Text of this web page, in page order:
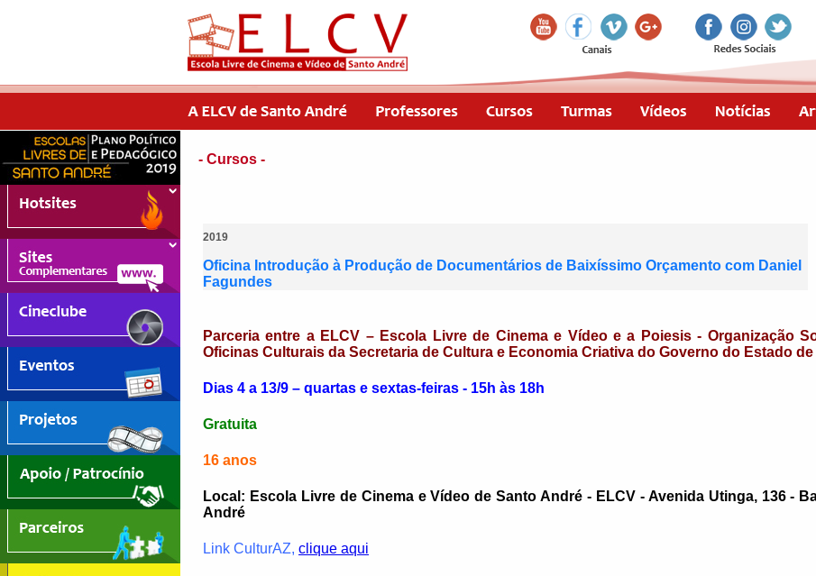
- Cursos -
2019
Oficina Introdução à Produção de Documentários de Baixíssimo Orçamento com Daniel
Fagundes
Parceria entre a ELCV – Escola Livre de Cinema e Vídeo e a Poiesis - Organização
Oficinas Culturais da Secretaria de Cultura e Economia Criativa do Governo do Estado de
Dias 4 a 13/9 – quartas e sextas-feiras - 15h às 18h
Gratuita
16 anos
Local: Escola Livre de Cinema e Vídeo de Santo André - ELCV - Avenida Utinga, 136 -
André
Link CulturAZ, clique aqui